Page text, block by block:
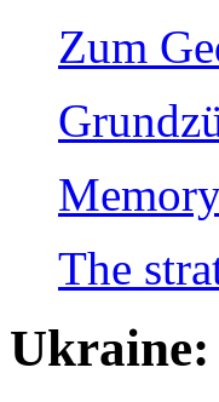
Zum
The
Ukraine: